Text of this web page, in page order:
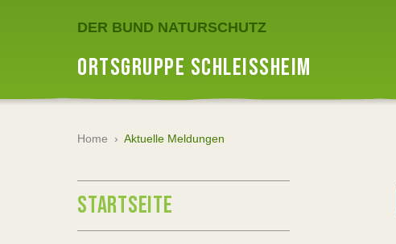
DER BUND NATURSCHUTZ
ORTSGRUPPE SCHLEISSHEIM
Home › Aktuelle Meldungen
STARTSEITE